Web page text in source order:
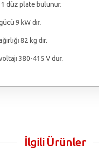
1 düz plate bulunur.
9 kW dır.
82 kg dır.
380-415 V dur.
İlgili Ürünler